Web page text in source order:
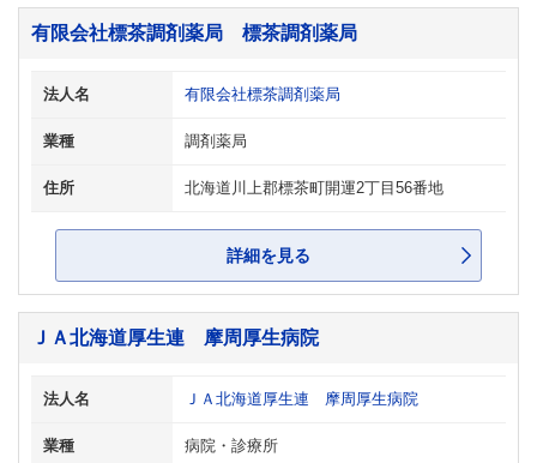
有限会社標茶調剤薬局 標茶調剤薬局
法人名 有限会社標茶調剤薬局
業種 調剤薬局
住所 北海道川上郡標茶町開運2丁目56番地
詳細を見る
ＪＡ北海道厚生連 摩周厚生病院
法人名 ＪＡ北海道厚生連 摩周厚生病院
業種 病院・診療所